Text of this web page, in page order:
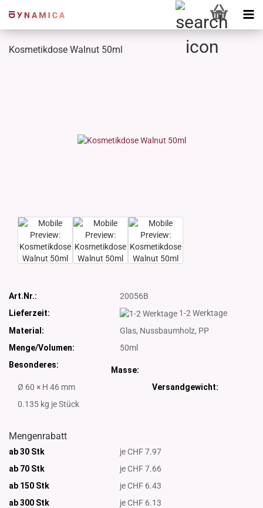
Kosmetikdose Walnut 50ml
Art.Nr.:
20056B
Lieferzeit:
1-2 Werktage
Material:
Glas, Nussbaumholz, PP
Menge/Volumen:
50ml
Besonderes:
Masse:
Ø 60 × H 46 mm
Versandgewicht:
0.135 kg je Stück
Mengenrabatt
ab 30 Stk
je CHF 7.97
ab 70 Stk
je CHF 7.66
ab 150 Stk
je CHF 6.43
ab 300 Stk je CHF 6.13